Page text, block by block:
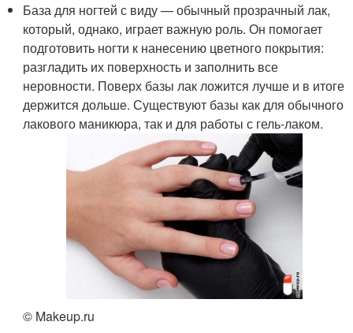
База для ногтей с виду — обычный прозрачный лак,
который, однако, играет важную роль. Он помогает
подготовить ногти к нанесению цветного покрытия:
разгладить их поверхность и заполнить все
неровности. Поверх базы лак ложится лучше и в итоге
держится дольше. Существуют базы как для обычного
лакового маникюра, так и для работы с гель-лаком.
© Makeup.ru